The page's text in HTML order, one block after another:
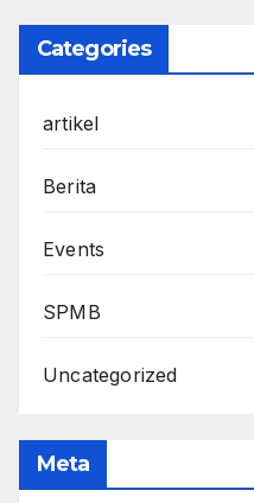
Categories
artikel
Berita
Events
SPMB
Uncategorized
Meta